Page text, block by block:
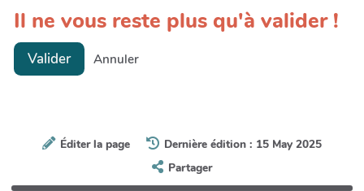
Il ne vous reste plus qu'à valider !
Valider Annuler
Éditer la page
Dernière édition : 15 May 2025
Partager